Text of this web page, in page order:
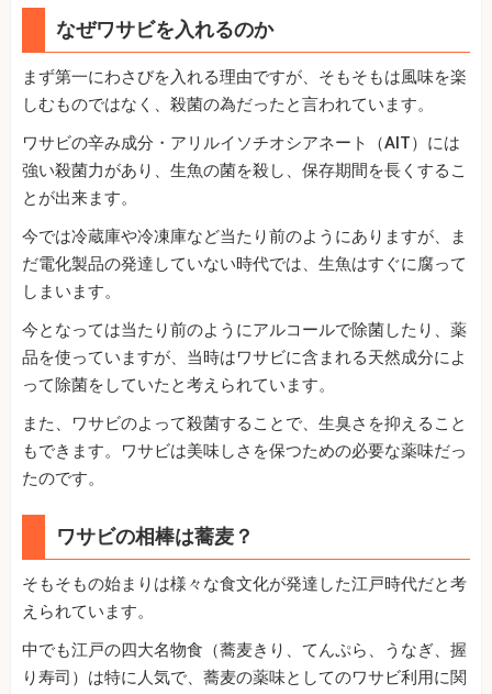
なぜワサビを入れるのか
まず第一にわさびを入れる理由ですが、そもそもは風味を楽
しむものではなく、殺菌の為だったと言われています。
ワサビの辛み成分・アリルイソチオシアネート（AIT）には
強い殺菌力があり、生魚の菌を殺し、保存期間を長くするこ
とが出来ます。
今では冷蔵庫や冷凍庫など当たり前のようにありますが、ま
だ電化製品の発達していない時代では、生魚はすぐに腐って
しまいます。
今となっては当たり前のようにアルコールで除菌したり、薬
品を使っていますが、当時はワサビに含まれる天然成分によ
って除菌をしていたと考えられています。
また、ワサビのよって殺菌することで、生臭さを抑えること
もできます。ワサビは美味しさを保つための必要な薬味だっ
たのです。
ワサビの相棒は蕎麦？
そもそもの始まりは様々な食文化が発達した江戸時代だと考
えられています。
中でも江戸の四大名物食（蕎麦きり、てんぷら、うなぎ、握
り寿司）は特に人気で、蕎麦の薬味としてのワサビ利用に関